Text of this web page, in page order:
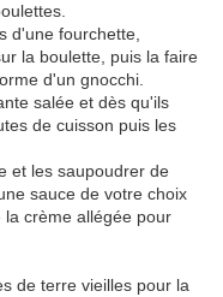
d'une fourchette,
la boulette, puis la faire
d'un gnocchi.
salée et dès qu'ils
de cuisson puis les
et les saupoudrer de
sauce de votre choix
crème allégée pour
de terre vieilles pour la